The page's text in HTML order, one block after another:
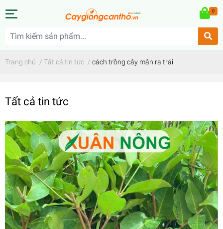
0
Trang chủ / Tất cả tin tức / cách trồng cây mận ra trái
Tất cả tin tức